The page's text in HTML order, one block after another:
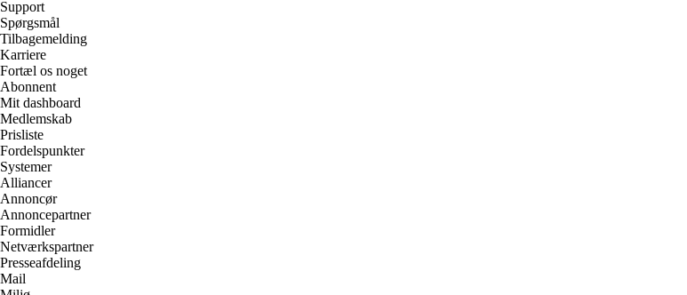
Support
Spørgsmål
Tilbagemelding
Karriere
Fortæl os noget
Abonnent
Mit dashboard
Medlemskab
Prisliste
Fordelspunkter
Systemer
Alliancer
Annoncør
Annoncepartner
Formidler
Netværkspartner
Presseafdeling
Mail